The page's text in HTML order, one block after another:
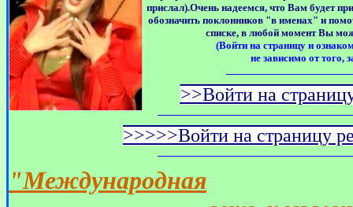
прислал).Очень надеемся, что Вам будет
обозначить поклонников "в именах" и
списке, в любой момент Вы
(Войти на страницу и
не зависимо от того,
>>Войти на
>>>>>Войти на страницу
"Международная